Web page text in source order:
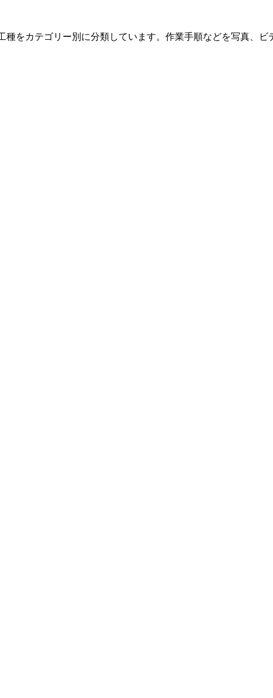
をカテゴリー別に分類しています。作業手順などを写真、ビ